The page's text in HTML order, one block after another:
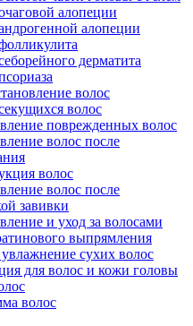
алопеции
алопеции
дерматита
волос
волос
поврежденных волос
волос после
волос
волос после
завивки
и уход за волосами
выпрямления
сухих волос
для волос и кожи головы
волос